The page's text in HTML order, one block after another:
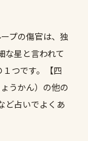
プの傷官は、独
な星と言われて
つです。【四
うかん）の他の
ど占いでよくあ